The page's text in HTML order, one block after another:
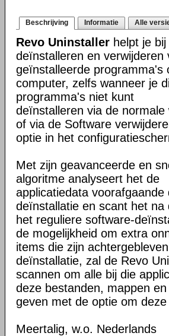
Beschrijving Informatie Alle
Revo Uninstaller helpt je
deïnstalleren en verwijderen
geïnstalleerde programma's
computer, zelfs wanneer je
programma's niet kunt
deïnstalleren via de normale
of via de Software
optie in het
Met zijn geavanceerde en
algoritme analyseert het de
applicatiedata voorafgaande
deïnstallatie en scant het na
het reguliere software-
de mogelijkheid om extra
items die zijn
deïnstallatie, zal de Revo
scannen om alle bij die
deze bestanden, mappen
geven met de optie om
Meertalig, w.o. Nederlands